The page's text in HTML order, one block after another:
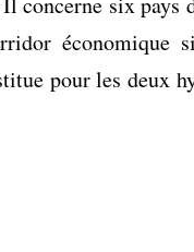
économique
pour les deux